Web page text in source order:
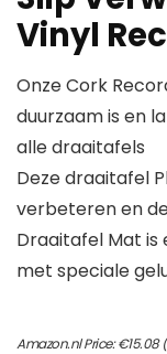
Vinyl
Onze Cork
duurzaam is en
alle draaitafels
Deze draaitafel
verbeteren en
Draaitafel Mat
met speciale
Amazon.nl Price:€15.08